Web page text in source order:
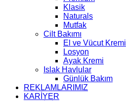
Klasik
Naturals
Mutfak
Cilt Bakımı
El ve Vücut Kremi
Losyon
Ayak Kremi
Islak Havlular
Günlük Bakım
REKLAMLARIMIZ
KARİYER